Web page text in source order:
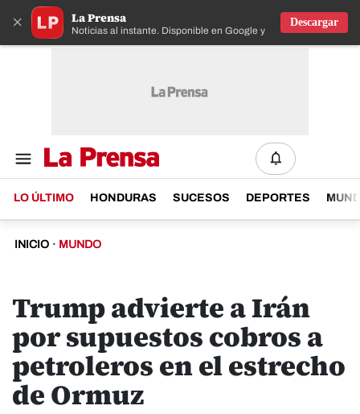
× La Prensa
Noticias al instante. Disponible en Google y IOS
Descargar
LO ÚLTIMO HONDURAS SUCESOS DEPORTES
INICIO · MUNDO
Trump advierte a Irán
por supuestos cobros a
petroleros en el estrecho
de Ormuz